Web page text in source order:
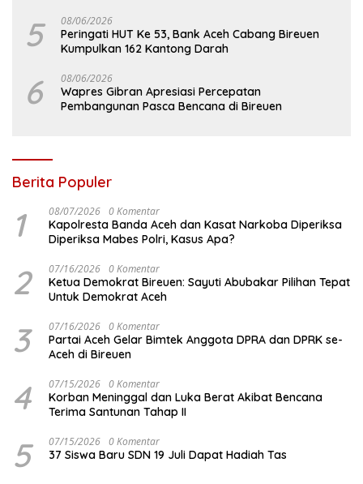
5 08/06/2026
Peringati HUT Ke 53, Bank Aceh Cabang Bireuen
Kumpulkan 162 Kantong Darah
6 08/06/2026
Wapres Gibran Apresiasi Percepatan
Pembangunan Pasca Bencana di Bireuen
Berita Populer
1 08/07/2026 0 Komentar
Kapolresta Banda Aceh dan Kasat Narkoba Diperiksa
Diperiksa Mabes Polri, Kasus Apa?
2 07/16/2026 0 Komentar
Ketua Demokrat Bireuen: Sayuti Abubakar Pilihan Tepat
Untuk Demokrat Aceh
3 07/16/2026 0 Komentar
Partai Aceh Gelar Bimtek Anggota DPRA dan DPRK se-
Aceh di Bireuen
4 07/15/2026 0 Komentar
Korban Meninggal dan Luka Berat Akibat Bencana
Terima Santunan Tahap II
5 07/15/2026 0 Komentar
37 Siswa Baru SDN 19 Juli Dapat Hadiah Tas